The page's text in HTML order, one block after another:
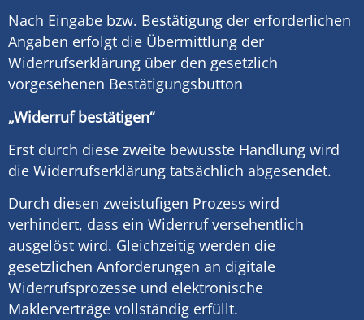
Nach Eingabe bzw. Bestätigung der erforderlichen
Angaben erfolgt die Übermittlung der
Widerrufserklärung über den gesetzlich
vorgesehenen Bestätigungsbutton
„Widerruf bestätigen“
Erst durch diese zweite bewusste Handlung wird
die Widerrufserklärung tatsächlich abgesendet.
Durch diesen zweistufigen Prozess wird
verhindert, dass ein Widerruf versehentlich
ausgelöst wird. Gleichzeitig werden die
gesetzlichen Anforderungen an digitale
Widerrufsprozesse und elektronische
Maklerverträge vollständig erfüllt.